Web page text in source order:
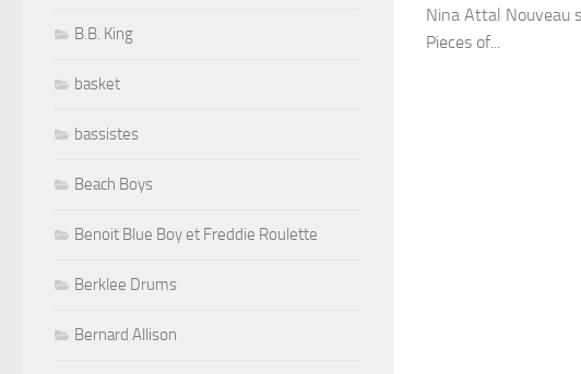
Nina Attal Nouveau
Pieces of...
B.B. King
basket
bassistes
Beach Boys
Benoit Blue Boy et Freddie Roulette
Berklee Drums
Bernard Allison